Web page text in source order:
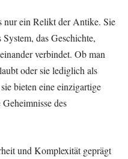
nur ein Relikt der Antike. Sie
das Geschichte,
verbindet. Ob man
oder sie lediglich als
bieten eine einzigartige
des
und Komplexität geprägt